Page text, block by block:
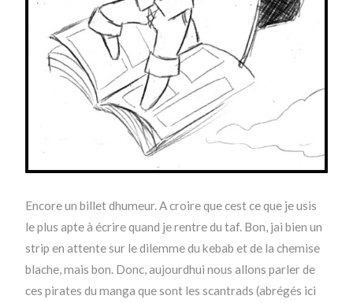
Encore un billet dhumeur. A croire que cest ce que je usis
le plus apte à écrire quand je rentre du taf. Bon, jai bien un
strip en attente sur le dilemme du kebab et de la chemise
blache, mais bon. Donc, aujourdhui nous allons parler de
ces pirates du manga que sont les scantrads (abrégés ici